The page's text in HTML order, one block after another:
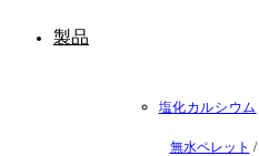
製品
塩化カルシウム
無水ペレット /